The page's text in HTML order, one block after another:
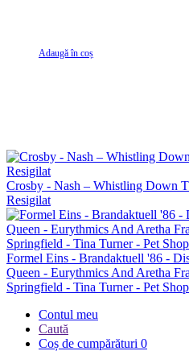
Adaugă în coș
Crosby - Nash – Whistling Down
Resigilat
Formel Eins - Brandaktuell '86 -
Queen - Eurythmics And Aretha
Springfield - Tina Turner - Pet
Contul meu
Caută
Coș de cumpărături 0